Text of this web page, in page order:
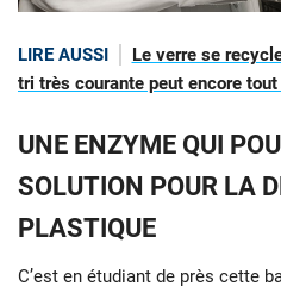
LIRE AUSSI
Le verre se
tri très courante peut encore
UNE ENZYME QUI
SOLUTION POUR LA
PLASTIQUE
C’est en étudiant de près cette